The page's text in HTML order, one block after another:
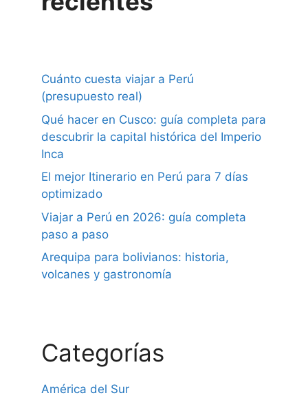
Cuánto cuesta viajar a Perú
(presupuesto real)
Qué hacer en Cusco: guía completa para
descubrir la capital histórica del Imperio
Inca
El mejor Itinerario en Perú para 7 días
optimizado
Viajar a Perú en 2026: guía completa
paso a paso
Arequipa para bolivianos: historia,
volcanes y gastronomía
Categorías
América del Sur